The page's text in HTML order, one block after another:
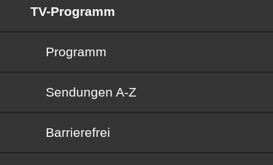
TV-Programm
Programm
Sendungen von A bis Z
Sendungen A-Z
Barrierefrei
Barrierefrei